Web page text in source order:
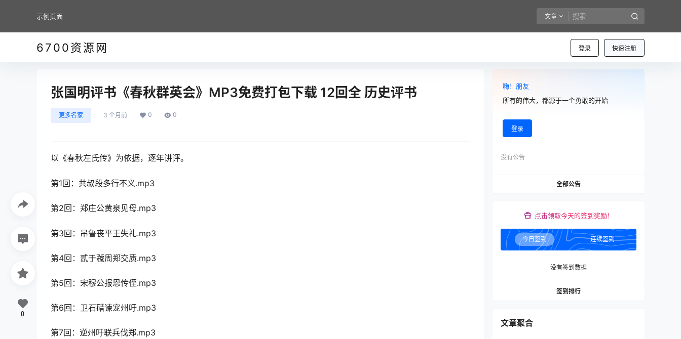
示例页面 文章
6700资源网 登录 快速注册
张国明评书《春秋群英会》MP3免费打包下载 12回全 历史评书
更多名家 3 个月前 0 0
以《春秋左氏传》为依据，逐年讲评。
第1回：共叔段多行不义.mp3
第2回：郑庄公黄泉见母.mp3
第3回：吊鲁丧平王失礼.mp3
第4回：贰于虢周郑交质.mp3
第5回：宋穆公报恩传侄.mp3
第6回：卫石碏谏宠州吁.mp3
第7回：逆州吁联兵伐郑.mp3
0
嗨！朋友
所有的伟大，都源于一个勇敢的开始
登录
没有公告
全部公告
点击领取今天的签到奖励！
今日签到 连续签到
没有签到数据
签到排行
文章聚合